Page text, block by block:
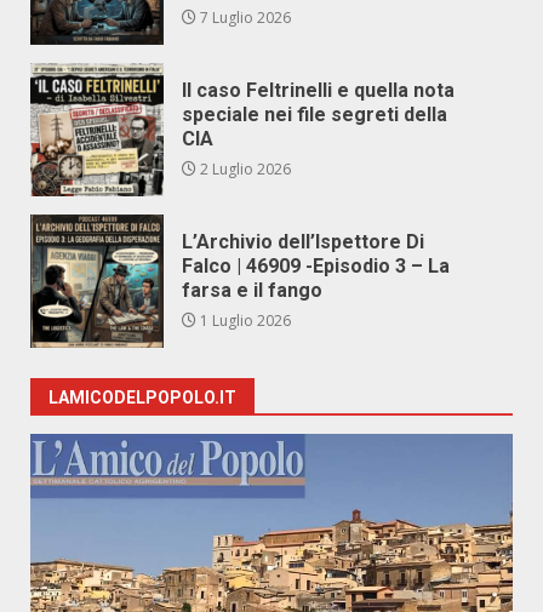
7 Luglio 2026
Il caso Feltrinelli e quella nota
speciale nei file segreti della
CIA
2 Luglio 2026
L’Archivio dell’Ispettore Di
Falco | 46909 -Episodio 3 – La
farsa e il fango
1 Luglio 2026
LAMICODELPOPOLO.IT